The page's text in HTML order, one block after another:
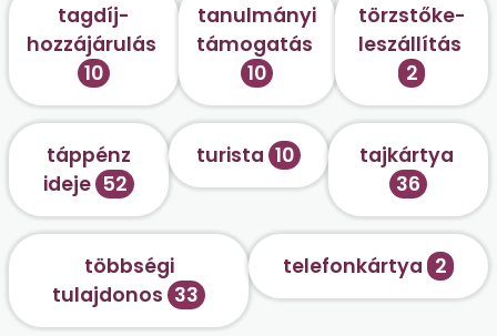
tagdíj-
hozzájárulás
10
tanulmányi
támogatás
10
törzstőke-
leszállítás
2
táppénz
ideje 52
turista 10
tajkártya
36
többségi
tulajdonos 33
telefonkártya 2